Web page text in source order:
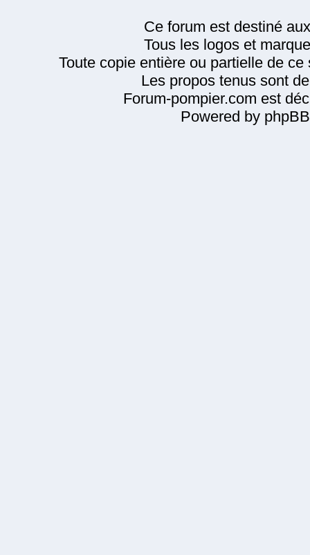
Ce forum est destiné
Tous les logos et
Toute copie entière ou partielle de
Les propos tenus sont
Forum-pompier.com est
Powered by